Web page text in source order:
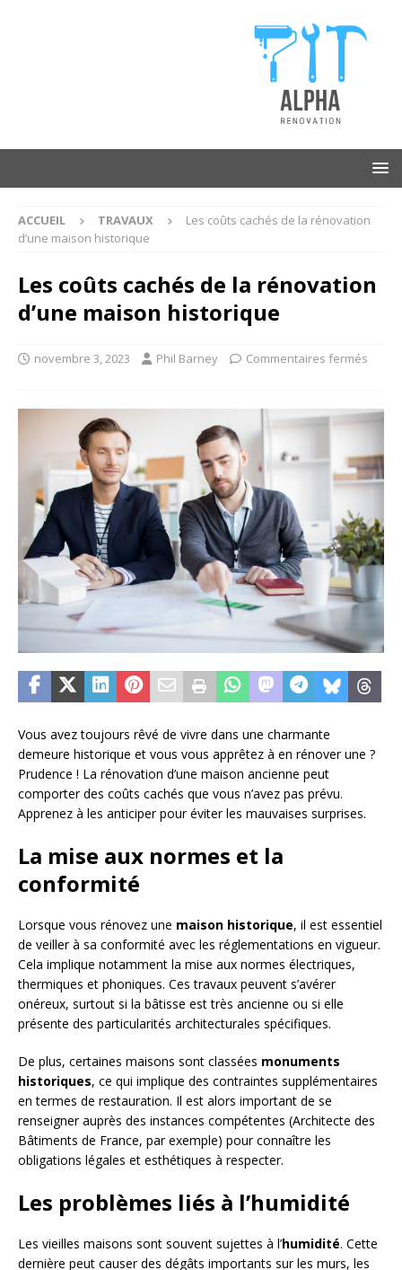
ACCUEIL TRAVAUX
Les coûts cachés de la rénovation
d’une maison historique
Les coûts cachés de la rénovation
d’une maison historique
novembre 3, 2023 Phil Barney Commentaires fermés
Vous avez toujours rêvé de vivre dans une charmante
demeure historique et vous vous apprêtez à en rénover une ?
Prudence ! La rénovation d’une maison ancienne peut
comporter des coûts cachés que vous n’avez pas prévu.
Apprenez à les anticiper pour éviter les mauvaises surprises.
La mise aux normes et la
conformité
Lorsque vous rénovez une maison historique, il est essentiel
de veiller à sa conformité avec les réglementations en vigueur.
Cela implique notamment la mise aux normes électriques,
thermiques et phoniques. Ces travaux peuvent s’avérer
onéreux, surtout si la bâtisse est très ancienne ou si elle
présente des particularités architecturales spécifiques.
De plus, certaines maisons sont classées monuments
historiques, ce qui implique des contraintes supplémentaires
en termes de restauration. Il est alors important de se
renseigner auprès des instances compétentes (Architecte des
Bâtiments de France, par exemple) pour connaître les
obligations légales et esthétiques à respecter.
Les problèmes liés à l’humidité
Les vieilles maisons sont souvent sujettes à l’humidité. Cette
dernière peut causer des dégâts importants sur les murs, les